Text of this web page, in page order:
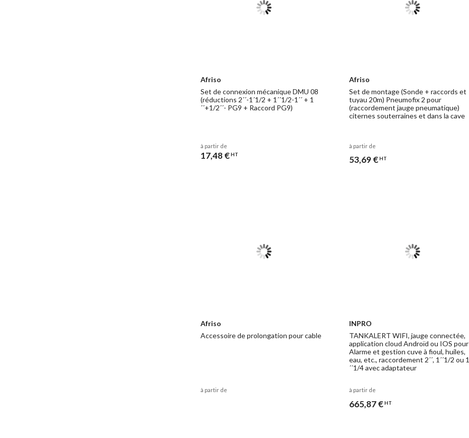
Afriso
Set de connexion mécanique DMU 08
(réductions 2´´-1´1/2 + 1´´1/2-1´´ + 1
´´+1/2´´- PG9 + Raccord PG9)
à partir de
17,48 €HT
Afriso
Set de montage (Sonde + raccords et
tuyau 20m) Pneumofix 2 pour
(raccordement jauge pneumatique)
citernes souterraines et dans la cave
à partir de
53,69 € HT
Afriso
Accessoire de prolongation pour cable
à partir de
INPRO
TANKALERT WIFI, jauge connectée,
application cloud Androïd ou IOS pour
Alarme et gestion cuve à fioul, huiles,
eau, etc., raccordement 2´´, 1´´1/2 ou 1
´´1/4 avec adaptateur
à partir de
665,87 €HT